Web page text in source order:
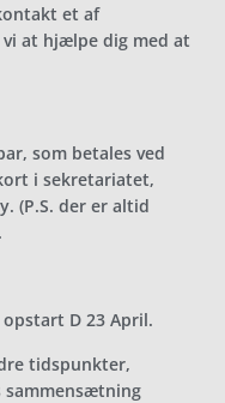
et af
vi at hjælpe dig med at
som betales ved
i sekretariatet,
(P.S. der er altid
D 23 April.
tidspunkter,
sammensætning